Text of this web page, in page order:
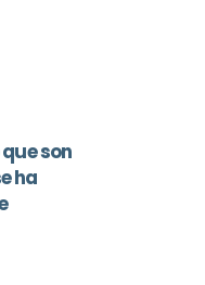
son
ha